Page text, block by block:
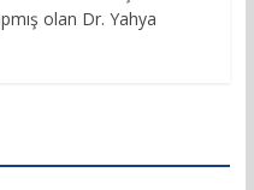
olan Dr. Yahya